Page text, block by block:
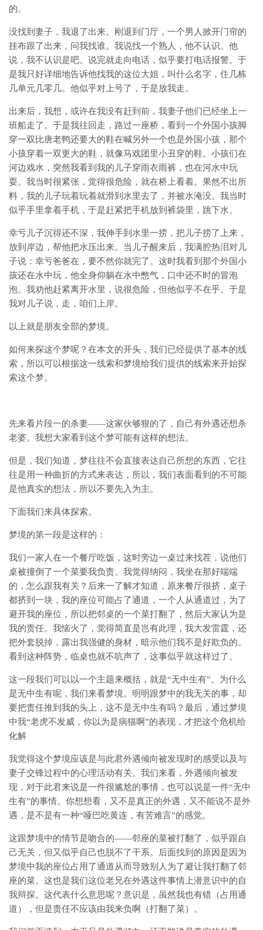
的。
没找到妻子，我退了出来。刚退到门厅，一个男人掀开门帘的
挂布跟了出来，问我找谁。我说找一个熟人，他不认识。他
说，我不认识是吧。说完就走向电话，似乎要打电话报警。于
是我只好详细地告诉他找我的这位大姐，叫什么名字，住几栋
几单元几零几。他似乎对上号了，于是放我走。
出来后，我想，或许在我没有赶到前，我妻子他们已经坐上一
班船走了。于是我往回走，路过一座桥，看到一个外国小孩脚
穿一双比唐老鸭还要大的鞋在喊另外一个也是外国小孩，那个
小孩穿着一双更大的鞋，就像马戏团里小丑穿的鞋。小孩们在
河边戏水，突然我看到我的儿子穿雨衣雨裤，也在河水中玩
耍。我当时很紧张，觉得很危险，就在桥上看着。果然不出所
料，我的儿子玩着玩着就滑到水里去了，并被水淹没。我当时
似乎手里拿着手机，于是赶紧把手机放到裤袋里，跳下水。
幸亏儿子沉得还不深，我伸手到水里一捞，把儿子捞了上来，
放到岸边，帮他把水压出来。当儿子醒来后，我满腔热泪对儿
子说：幸亏爸爸在，要不然你就完了。这时我看到那个外国小
孩还在水中玩，他全身仰躺在水中憋气，口中还不时的冒泡
泡。我劝他赶紧离开水里，说很危险，但他似乎不在乎。于是
我对儿子说，走，咱们上岸。
以上就是朋友全部的梦境。
如何来探这个梦呢？在本文的开头，我们已经提供了基本的线
索，所以可以根据这一线索和梦境给我们提供的线索来开始探
索这个梦。
先来看片段一的杀妻——这家伙够狠的了，自己有外遇还想杀
老婆。我想大家看到这个梦可能有这样的想法。
但是，我们知道，梦往往不会直接表达自己所想的东西，它往
往是用一种曲折的方式来表达，所以，我们表面看到的不可能
是他真实的想法，所以不要先入为主。
下面我们来具体探索。
梦境的第一段是这样的：
我们一家人在一个餐厅吃饭，这时旁边一桌过来找茬，说他们
桌被撞倒了一个菜要我负责。我觉得纳闷，我坐在那好端端
的，怎么跟我有关？后来一了解才知道，原来餐厅很挤，桌子
都挤到一块，我的座位可能占了通道，一个人从通道过，为了
避开我的座位，所以把邻桌的一个菜打翻了，然后大家认为是
我的责任。我恼火了，觉得简直是岂有此理，我大发雷霆，还
把外套脱掉，露出我强健的身材，暗示他们我不是好欺负的。
看到这种阵势，临桌也就不吭声了，这事似乎就这样过了。
这一段我们可以以一个主题来概括，就是“无中生有”。为什么
是无中生有呢，我们来看梦境。明明跟梦中的我无关的事，却
要把责任推到我的头上，这不是无中生有吗？最后，通过梦境
中我“老虎不发威，你以为是病猫啊”的表现，才把这个危机给
化解
我觉得这个梦境应该是与此君外遇倾向被发现时的感受以及与
妻子交锋过程中的心理活动有关。我们来看，外遇倾向被发
现，对于此君来说是一件很尴尬的事情，也可以说是一件“无中
生有”的事情。你想想看，又不是真正的外遇，又不能说不是外
遇，是不是有一种“哑巴吃黄连，有苦难言”的感觉。
这跟梦境中的情节是吻合的——邻座的菜被打翻了，似乎跟自
己无关，但又似乎自己也脱不了干系。后面找到的原因是因为
梦境中我的座位占用了通道从而导致别人为了避让我打翻了邻
座的菜。这也是我们这位老兄在外遇这件事情上潜意识中的自
我辩探。这代表什么意思呢？意识是，虽然我也有错（占用通
道），但是责任不应该由我来负啊（打翻了菜）。